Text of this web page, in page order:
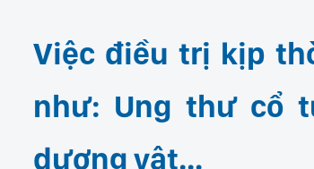
Việc điều trị kịp
như: Ung thư cổ
dương vật…